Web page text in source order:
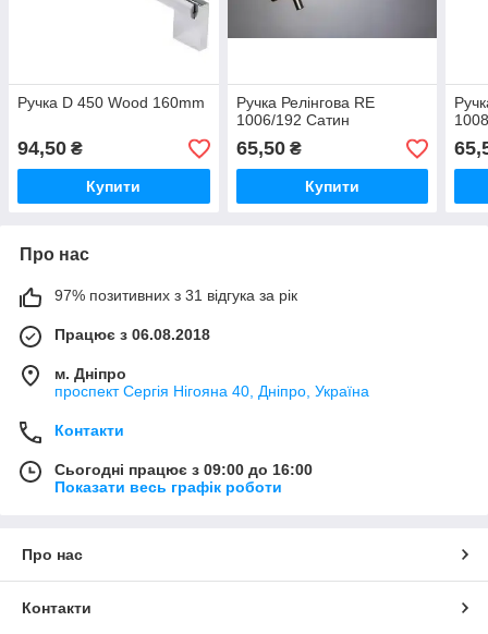
Ручка D 450 Wood 160mm
94,50 ₴
Купити
Ручка Релінгова RE
1006/192 Сатин
65,50₴
Купити
Про нас
97% позитивних з 31 відгука за рік
Працює з 06.08.2018
м. Дніпро
проспект Сергія Нігояна 40, Дніпро, Україна
Контакти
Сьогодні працює з 09:00 до 16:00
Показати весь графік роботи
Про нас
Контакти